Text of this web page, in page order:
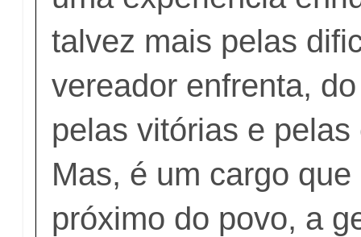
talvez mais pelas
vereador enfrenta,
pelas vitórias e
Mas, é um cargo
próximo do povo, a